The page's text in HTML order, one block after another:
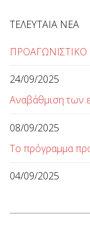
ΤΕΛΕΥΤΑΙΑ ΝΕΑ
ΠΡΟΑΓΩΝΙΣΤΙΚΟ
24/09/2025
Αναβάθμιση των
08/09/2025
Το πρόγραμμα
04/09/2025